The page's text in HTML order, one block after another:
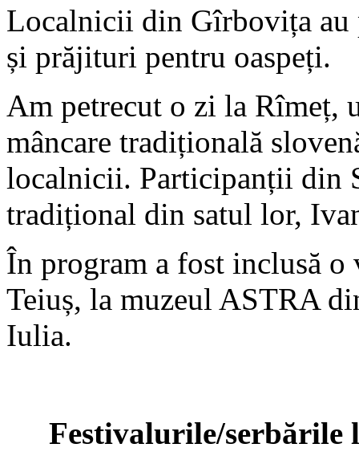
Localnicii din Gîrbovița au
și prăjituri pentru oaspeți.
Am petrecut o zi la Rîmeț,
mâncare tradițională
localnicii. Participanții din
tradițional din satul lor,
În program a fost inclusă
Teiuș, la muzeul ASTRA
Iulia.
Festivalurile/serbările